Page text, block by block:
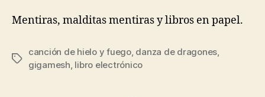
Mentiras, malditas mentiras y libros en papel.
Etiquetas
canción de hielo y fuego, danza de dragones,
gigamesh, libro electrónico